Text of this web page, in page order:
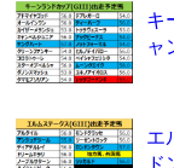
キ
ャ
エ